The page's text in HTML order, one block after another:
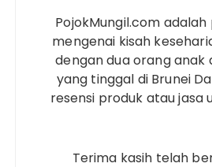
PojokMungil.com
mengenai kisah
dengan dua orang anak
yang tinggal di Brunei
resensi produk atau jasa
Terima kasih telah